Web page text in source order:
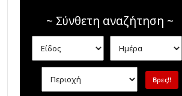
~ Σύνθετη αναζήτηση ~